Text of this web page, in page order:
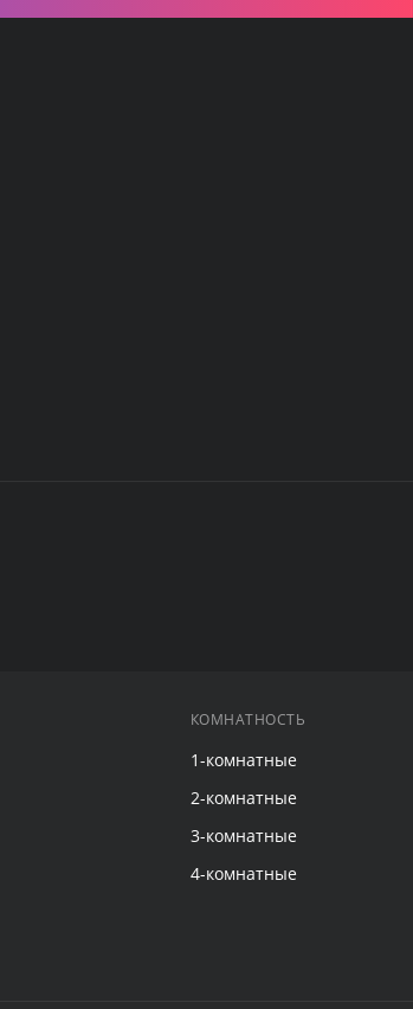
КОМНАТНОСТЬ
1-комнатные
2-комнатные
3-комнатные
4-комнатные